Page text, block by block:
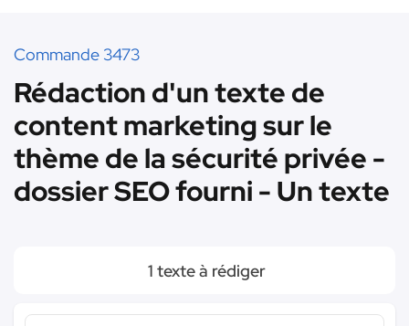
Commande 3473
Rédaction d'un texte de
content marketing sur le
thème de la sécurité privée -
dossier SEO fourni - Un texte
1 texte à rédiger